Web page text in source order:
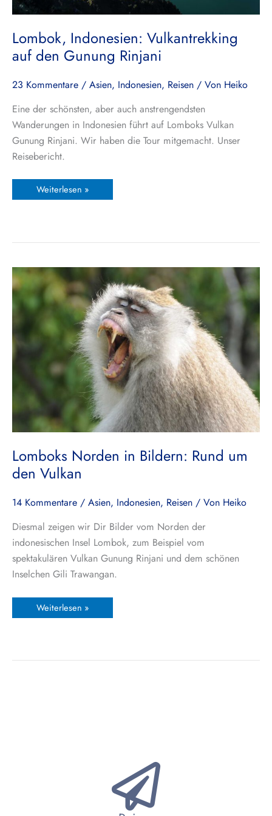
Lombok, Indonesien: Vulkantrekking
auf den Gunung Rinjani
23 Kommentare / Asien, Indonesien, Reisen / Von Heiko
Eine der schönsten, aber auch anstrengendsten
Wanderungen in Indonesien führt auf Lomboks Vulkan
Gunung Rinjani. Wir haben die Tour mitgemacht. Unser
Reisebericht.
Weiterlesen »
Lomboks Norden in Bildern: Rund um
den Vulkan
14 Kommentare / Asien, Indonesien, Reisen / Von Heiko
Diesmal zeigen wir Dir Bilder vom Norden der
indonesischen Insel Lombok, zum Beispiel vom
spektakulären Vulkan Gunung Rinjani und dem schönen
Inselchen Gili Trawangan.
Lomboks
Norden
in
Bildern:
Rund
den
Vulkan
Weiterlesen »